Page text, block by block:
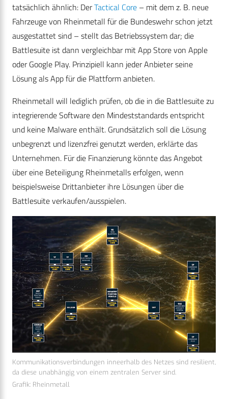
tatsächlich ähnlich: DerTactical Core – mit dem z. B. neue
Fahrzeuge von Rheinmetall für die Bundeswehr schon jetzt
ausgestattet sind – stellt das Betriebssystem dar; die
Battlesuite ist dann vergleichbar mit App Store von Apple
oder Google Play. Prinzipiell kann jeder Anbieter seine
Lösung als App für die Plattform anbieten.
Rheinmetall will lediglich prüfen, ob die in die Battlesuite zu
integrierende Software den Mindeststandards entspricht
und keine Malware enthält. Grundsätzlich soll die Lösung
unbegrenzt und lizenzfrei genutzt werden, erklärte das
Unternehmen. Für die Finanzierung könnte das Angebot
über eine Beteiligung Rheinmetalls erfolgen, wenn
beispielsweise Drittanbieter ihre Lösungen über die
Battlesuite verkaufen/ausspielen.
Kommunikationsverbindungen inneerhalb des Netzes sind resilient,
da diese unabhängig von einem zentralen Server sind.
Grafik: Rheinmetall